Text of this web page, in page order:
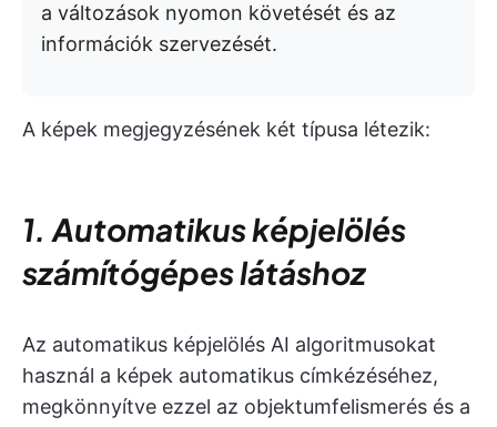
a változások nyomon követését és az
információk szervezését.
A képek megjegyzésének két típusa létezik:
1. Automatikus képjelölés
számítógépes látáshoz
Az automatikus képjelölés AI algoritmusokat
használ a képek automatikus címkézéséhez,
megkönnyítve ezzel az objektumfelismerés és a